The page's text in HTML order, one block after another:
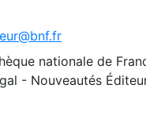
nationale de
- Nouveautés